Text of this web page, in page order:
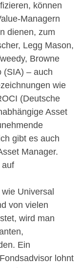
können
Managern
dienen, zum
Legg Mason,
Browne
(SIA) – auch
wie
(Deutsche
Asset
gibt es auch
Manager.
auf
Universal
von vielen
wird man
Ein
lohnt